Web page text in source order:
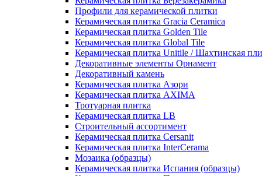
Профили для керамической плитки
Керамическая плитка Gracia Ceramica
Керамическая плитка Golden Tile
Керамическая плитка Global Tile
Керамическая плитка Unitile / Шахтинская
Декоративные элементы Орнамент
Декоративный камень
Керамическая плитка Азори
Керамическая плитка AXIMA
Тротуарная плитка
Керамическая плитка LB
Строительный ассортимент
Керамическая плитка Cersanit
Керамическая плитка InterCerama
Мозаика (образцы)
Керамическая плитка Испания (образцы)